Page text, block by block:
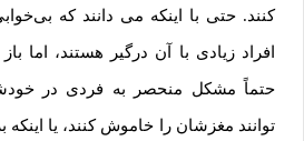
کنند. حتی با اینکه می ‌دانند که
افراد زیادی با آن درگیر هستند، اما
حتماً مشکل منحصر به فردی در
توانند مغزشان را خاموش کنند، یا